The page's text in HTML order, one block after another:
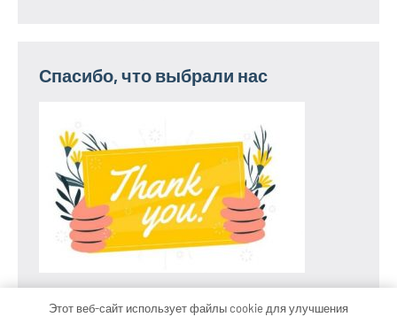
Спасибо, что выбрали нас
Этот веб-сайт использует файлы cookie для улучшения